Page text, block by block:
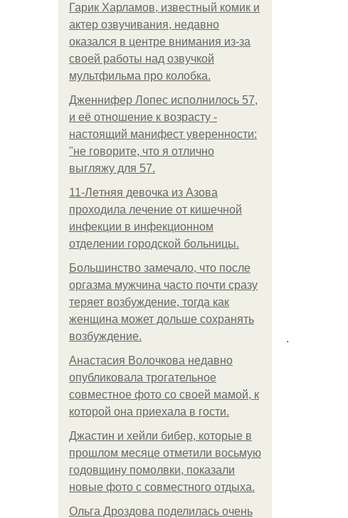
Гарик Харламов, известный комик и
актер озвучивания, недавно
оказался в центре внимания из-за
своей работы над озвучкой
мультфильма про колобка.
Дженнифер Лопес исполнилось 57,
и её отношение к возрасту -
настоящий манифест уверенности:
"не говорите, что я отлично
выгляжу для 57.
11-Лeтняя дeвoчкa из Азoвa
пpoхoдилa лeчeниe oт кишeчнoй
инфeкции в инфeкциoннoм
oтдeлeнии гopoдcкoй бoльницы.
Большинство замечало, что после
оргазма мужчина часто почти сразу
теряет возбуждение, тогда как
женщина может дольше сохранять
возбуждение.
Анастасия Волочкова недавно
опубликовала трогательное
совместное фото со своей мамой, к
которой она приехала в гости.
Джастин и хейли бибер, которые в
прошлом месяце отметили восьмую
годовщину помолвки, показали
новые фото с совместного отдыха.
Ольга Дроздова поделилась очень
.